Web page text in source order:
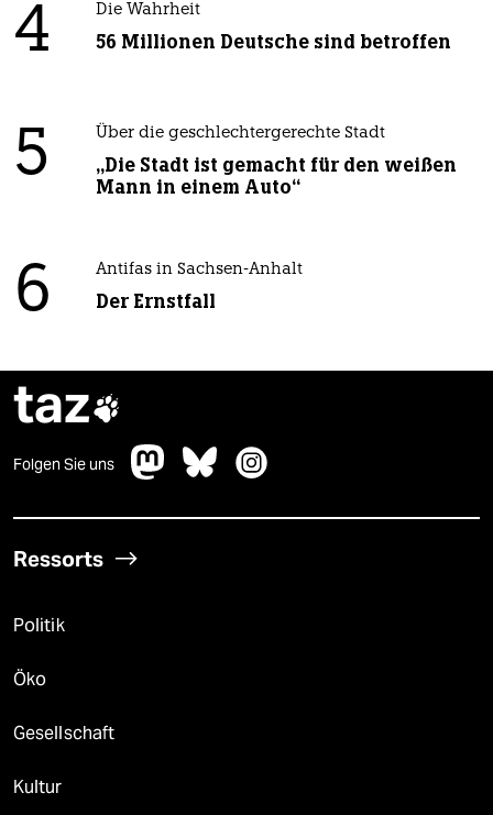
4 Die Wahrheit
56 Millionen Deutsche sind betroffen
5 Über die geschlechtergerechte Stadt
„Die Stadt ist gemacht für den weißen
Mann in einem Auto“
6 Antifas in Sachsen-Anhalt
Der Ernstfall
taz
Folgen Sie uns
Ressorts
Politik
Öko
Gesellschaft
Kultur